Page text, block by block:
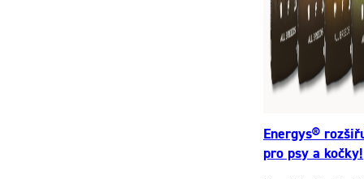
Energys®
pro psy a kočky!